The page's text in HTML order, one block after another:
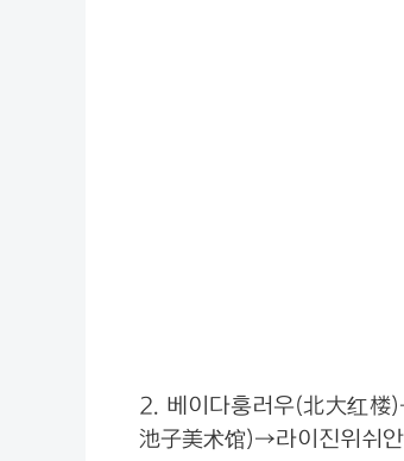
2. 베이다훙러우(北大红
池子美术馆)→라이진위쉬